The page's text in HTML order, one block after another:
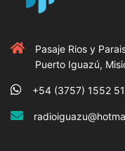
Pasaje Rios y
Puerto Iguazú,
+54 (3757) 1552